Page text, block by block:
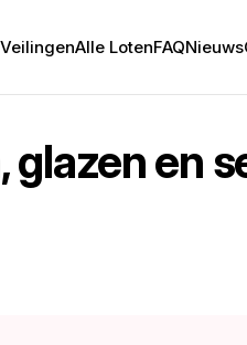
VeilingenAlle LotenFAQNieuws
en